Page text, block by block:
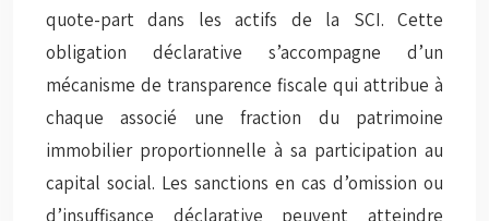
quote-part dans les actifs de la SCI. Cette
obligation déclarative s’accompagne d’un
mécanisme de transparence fiscale qui attribue à
chaque associé une fraction du patrimoine
immobilier proportionnelle à sa participation au
capital social. Les sanctions en cas d’omission ou
d’insuffisance déclarative peuvent atteindre